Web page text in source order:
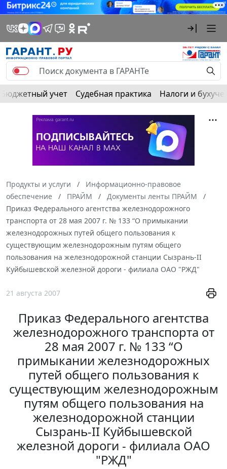
Бюджетный учет Судебная практика Налоги и
Продукты и услуги
Информационно-правовое
обеспечение
ПРАЙМ
Документы ленты ПРАЙМ
Приказ Федерального агентства железнодорожного
транспорта от 28 мая 2007 г. № 133 “О примыкании
железнодорожных путей общего пользования к
существующим железнодорожным путям общего
пользования на железнодорожной станции Сызрань-II
Куйбышевской железной дороги - филиала ОАО "РЖД"
21 августа 2007
Приказ Федерального агентства
железнодорожного транспорта от
28 мая 2007 г. № 133 “О
примыкании железнодорожных
путей общего пользования к
существующим железнодорожным
путям общего пользования на
железнодорожной станции
Сызрань-II Куйбышевской
железной дороги - филиала ОАО
"РЖД"